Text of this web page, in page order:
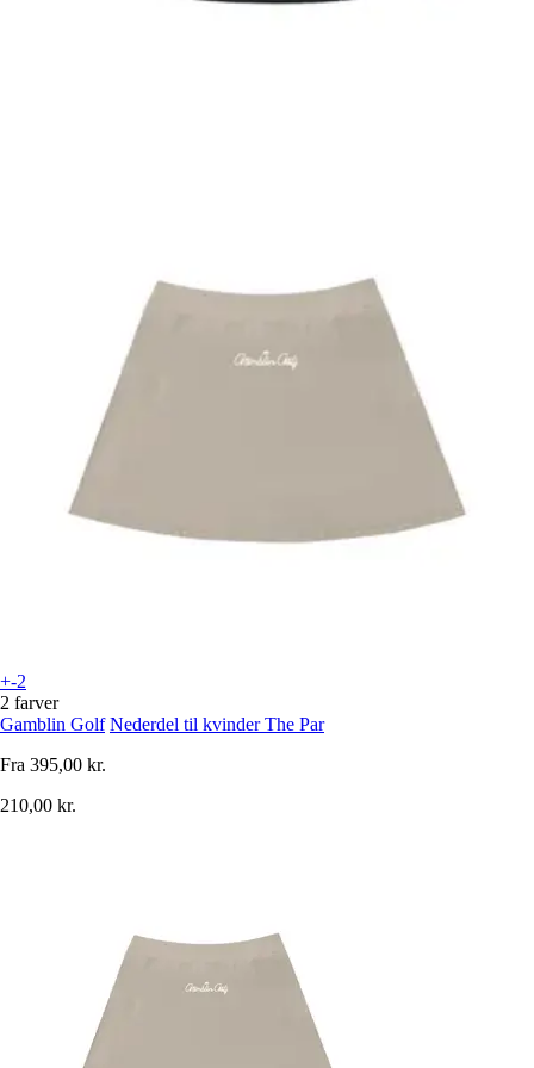
+-2
2 farver
Gamblin Golf Nederdel til kvinder The Par
Fra 395,00 kr.
210,00 kr.